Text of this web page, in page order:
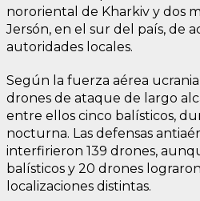
nororiental de Kharkiv y dos
Jersón, en el sur del país, de
autoridades locales.
Según la fuerza aérea
drones de ataque de largo
entre ellos cinco balísticos,
nocturna. Las defensas
interfirieron 139 drones,
balísticos y 20 drones
localizaciones distintas.